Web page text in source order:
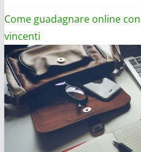
Come guadagnare online
vincenti